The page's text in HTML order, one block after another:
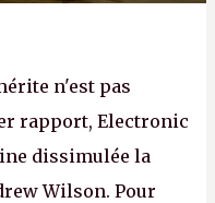
n'est pas
rapport, Electronic
dissimulée la
Wilson. Pour